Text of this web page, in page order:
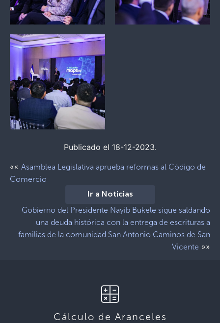
Publicado el 18-12-2023.
«« Asamblea Legislativa aprueba reformas al Código de
Comercio
Ir a Noticias
Gobierno del Presidente Nayib Bukele sigue saldando
una deuda histórica con la entrega de escrituras a
familias de la comunidad San Antonio Caminos de San
Vicente »»
Cálculo de Aranceles